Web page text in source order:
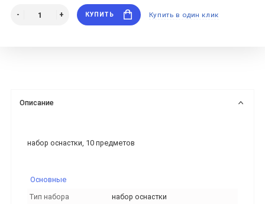
КУПИТЬ Купить в один клик
Описание
набор оснастки, 10 предметов
Основные
Тип набора
набор оснастки